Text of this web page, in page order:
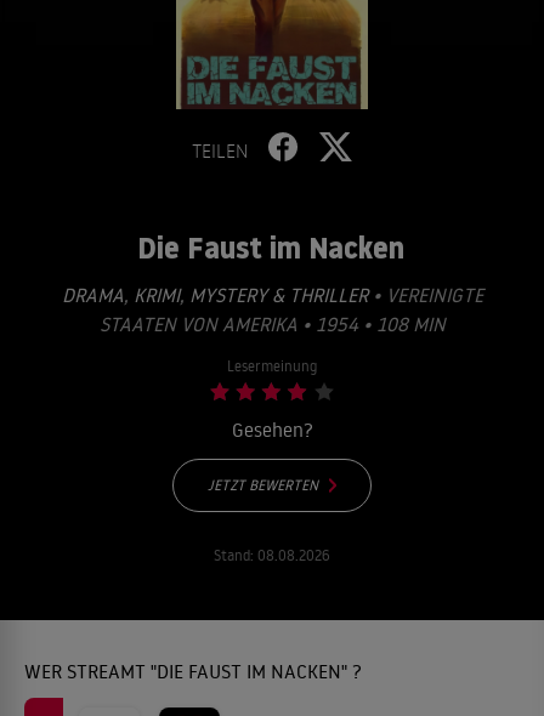
TEILEN
Die Faust im Nacken
DRAMA, KRIMI, MYSTERY & THRILLER• VEREINIGTE
STAATEN VON AMERIKA • 1954 • 108 MIN
Lesermeinung
Gesehen?
JETZT BEWERTEN
Stand: 08.08.2026
WER STREAMT "DIE FAUST IM NACKEN" ?